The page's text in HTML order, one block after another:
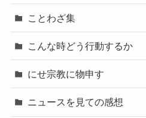
ことわざ集
こんな時どう行動するか
にせ宗教に物申す
ニュースを見ての感想